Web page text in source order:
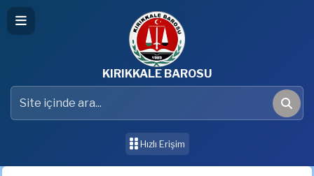
KIRIKKALE BAROSU
Site içinde ara
Ara
Hızlı Erişim